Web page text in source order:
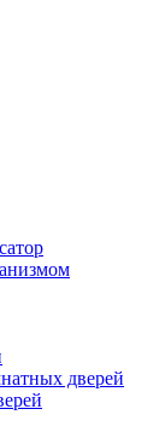
дверей